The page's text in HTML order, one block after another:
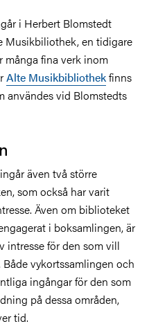
i Herbert Blomstedt
Musikbiliothek, en tidigare
många fina verk inom
Alte Musikbibliothekfinns
användes vid Blomstedts
även två större
som också har varit
Även om biblioteket
i boksamlingen, är
intresse för den som vill
vykortssamlingen och
ingångar för den som
på dessa områden,
tid.